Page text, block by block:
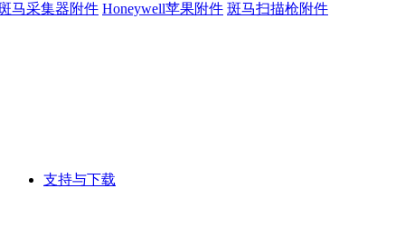
马采集器附件 Honeywell苹果附件 斑马扫描枪附件
支持与下载